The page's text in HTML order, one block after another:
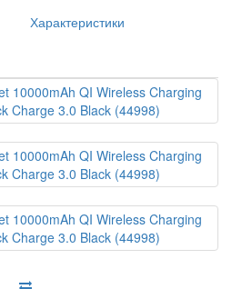
Характеристики